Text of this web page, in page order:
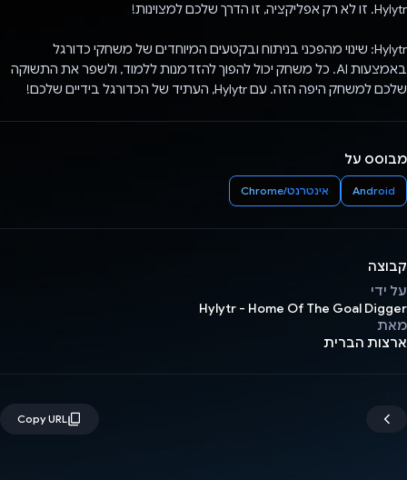
Hylytr. זו לא רק אפליקציה, זו הדרך שלכם למצוינות!
Hylytr: שינוי מהפכני בניתוח ובקטעים המיוחדים של משחקי כדורגל
באמצעות AI. כל משחק יכול להפוך להזדמנות ללמוד, ולשפר את התשוקה
שלכם למשחק היפה הזה. עם Hylytr, העתיד של הכדורגל בידיים שלכם!
מבוסס על
Android אינטרנט/Chrome
קבוצה
על ידי
Hylytr - Home Of The Goal Digger
מאת
ארצות הברית